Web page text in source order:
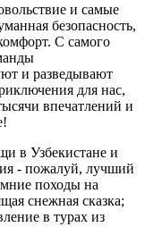
и самые
безопасность,
С самого
и разведывают
для нас,
впечатлений и
в Узбекистане и
- пожалуй, лучший
походы на
снежная сказка;
в турах из